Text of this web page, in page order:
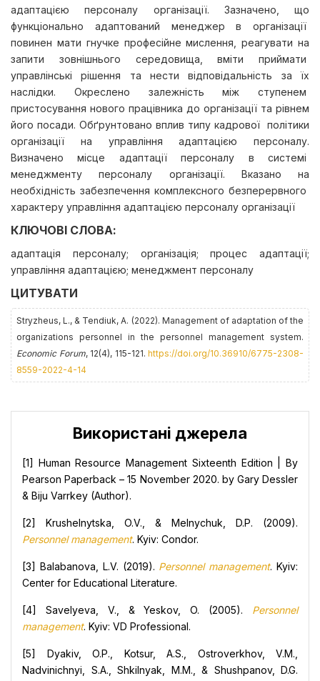
адаптацією персоналу організації. Зазначено, що
функціонально адаптований менеджер в організації
повинен мати гнучке професійне мислення, реагувати на
запити зовнішнього середовища, вміти приймати
управлінські рішення та нести відповідальність за їх
наслідки. Окреслено залежність між ступенем
пристосування нового працівника до організації та рівнем
його посади. Обґрунтовано вплив типу кадрової політики
організації на управління адаптацією персоналу.
Визначено місце адаптації персоналу в системі
менеджменту персоналу організації. Вказано на
необхідність забезпечення комплексного безперервного
характеру управління адаптацією персоналу організації
КЛЮЧОВІ СЛОВА:
адаптація персоналу; організація; процес адаптації;
управління адаптацією; менеджмент персоналу
ЦИТУВАТИ
Stryzheus, L., & Tendiuk, A. (2022). Management of adaptation of the
organizations personnel in the personnel management system.
Economic Forum, 12(4), 115-121. https://doi.org/10.36910/6775-2308-
8559-2022-4-14
Використані джерела
[1] Human Resource Management Sixteenth Edition | By
Pearson Paperback – 15 November 2020. by Gary Dessler
& Biju Varrkey (Author).
[2] Krushelnytska, O.V., & Melnychuk, D.P. (2009).
Personnel management. Kyiv: Condor.
[3] Balabanova, L.V. (2019). Personnel management. Kyiv:
Center for Educational Literature.
[4] Savelyeva, V., & Yeskov, O. (2005). Personnel
management. Kyiv: VD Professional.
[5] Dyakiv, O.P., Kotsur, A.S., Ostroverkhov, V.M.,
Nadvinichnyi, S.A., Shkilnyak, M.M., & Shushpanov, D.G.